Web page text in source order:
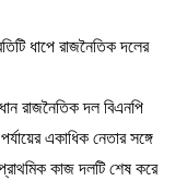
ধাপে রাজনৈতিক দলের
রাজনৈতিক দল বিএনপি
একাধিক নেতার সঙ্গে
কাজ দলটি শেষ করে